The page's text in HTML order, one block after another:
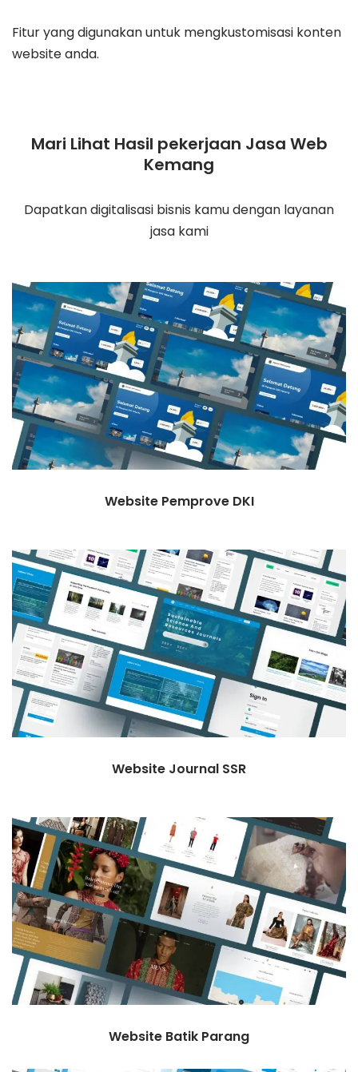
Fitur yang digunakan untuk mengkustomisasi konten
website anda.
Mari Lihat Hasil pekerjaan Jasa Web
Kemang
Dapatkan digitalisasi bisnis kamu dengan layanan
jasa kami
Website Pemprove DKI
Website Journal SSR
Website Batik Parang